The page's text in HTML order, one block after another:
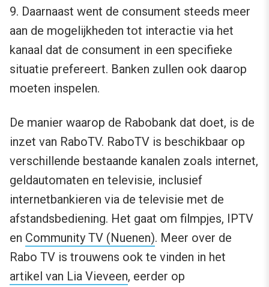
9. Daarnaast went de consument steeds meer
aan de mogelijkheden tot interactie via het
kanaal dat de consument in een specifieke
situatie prefereert. Banken zullen ook daarop
moeten inspelen.
De manier waarop de Rabobank dat doet, is de
inzet van RaboTV. RaboTV is beschikbaar op
verschillende bestaande kanalen zoals internet,
geldautomaten en televisie, inclusief
internetbankieren via de televisie met de
afstandsbediening. Het gaat om filmpjes, IPTV
en Community TV (Nuenen). Meer over de
Rabo TV is trouwens ook te vinden in het
artikel van Lia Vieveen, eerder op